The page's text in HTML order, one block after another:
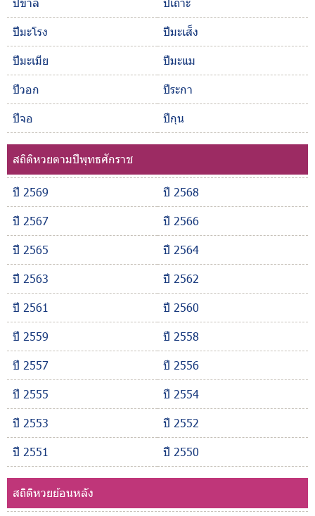
ปีมะโรง
ปีมะเส็ง
ปีมะเมีย
ปีมะแม
ปีวอก
ปีระกา
ปีจอ
ปีกุน
สถิติหวยตามปีพุทธศักราช
ปี 2569
ปี 2568
ปี 2567
ปี 2566
ปี 2565
ปี 2564
ปี 2563
ปี 2562
ปี 2561
ปี 2560
ปี 2559
ปี 2558
ปี 2557
ปี 2556
ปี 2555
ปี 2554
ปี 2553
ปี 2552
ปี 2551
ปี 2550
สถิติหวยย้อนหลัง